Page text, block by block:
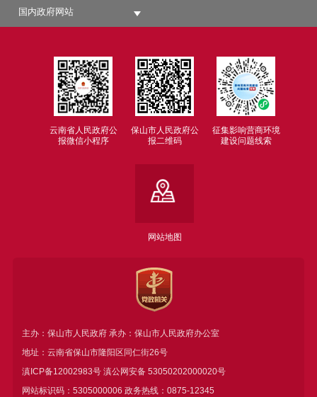
国内政府网站
云南省人民政府公
报微信小程序
保山市人民政府公
报二维码
征集影响营商环境
建设问题线索
网站地图
主办：保山市人民政府 承办：保山市人民政府办公室
地址：云南省保山市隆阳区同仁街26号
滇ICP备12002983号滇公网安备 53050202000020号
网站标识码：5305000006 政务热线：0875-12345